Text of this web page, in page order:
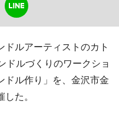
ルアーティストのカト
ドルづくりのワークショ
ドル作り」を、金沢市金
た。